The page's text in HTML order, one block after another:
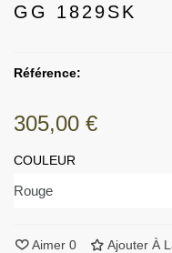
GG 1829SK
Référence:
305,00 €
COULEUR
Aimer 0 Ajouter À